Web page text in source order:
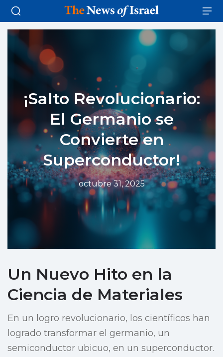
¡Salto Revolucionario:
El Germanio se
Convierte en
Superconductor!
octubre 31, 2025
Un Nuevo Hito en la
Ciencia de Materiales
En un logro revolucionario, los científicos han
logrado transformar el germanio, un
semiconductor ubicuo, en un superconductor.